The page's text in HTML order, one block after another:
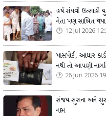
હર્ષ સંઘવી ઉત્સાહી
નેતા પણ સાબિત થયા
12 Jul 2026
પાસપોર્ટ, આધાર
નથી તો આપણી
26 Jun 2026
સંજય સુરાના અને
નામ